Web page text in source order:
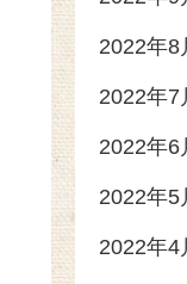
2022年8
2022年7
2022年6
2022年5
2022年4